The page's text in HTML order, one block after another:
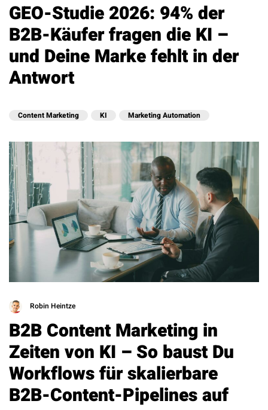
GEO-Studie 2026: 94% der
B2B-Käufer fragen die KI –
und Deine Marke fehlt in der
Antwort
Content Marketing KI Marketing Automation
Robin Heintze
B2B Content Marketing in
Zeiten von KI – So baust Du
Workflows für skalierbare
B2B-Content-Pipelines auf